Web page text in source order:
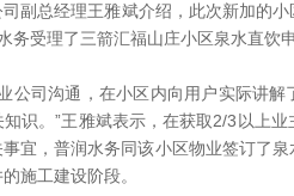
总经理王雅斌介绍，此次新加的小
务受理了三箭汇福山庄小区泉水直饮
司沟通，在小区内向用户实际讲解
识。”王雅斌表示，在获取2/3以上
宜，普润水务同该小区物业签订了
施工建设阶段。